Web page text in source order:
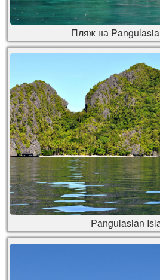
Пляж на
Pangulasian